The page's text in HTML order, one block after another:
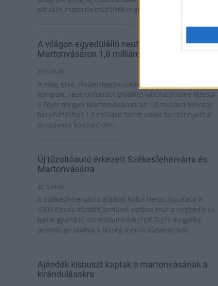
aktuális csatorna csütörtök reggeli műsorában.
A világon egyedülálló neutronkutató labor épül
Martonvásáron 1,8 milliárd forintból
2018.06.08
A világ első, részecskegyorsítón alapuló, optimalizált
kompakt neutronforrást előállító laboratóriuma létesül
a Fejér megyei Martonvásáron, az 1,8 milliárd forintos
beruházáshoz 1,3 milliárd forint uniós forrást nyert a
tulajdonos konzorcium.
Új tűzoltóautó érkezett Székesfehérvárra és
Martonvásárra
2018.04.06
A Székesfehérvárra átadott Rába-Heros Aquadux X-
4000 típusú tűzoltójárművel sorban már a negyedik új,
hazai gyártású tűzoltóautó érkezett Fejér megyébe,
jelentősen javítva a térség mentő tűzvédelmét.
Ajándék kisbuszt kaptak a martonvásáriak a
kirándulásokra